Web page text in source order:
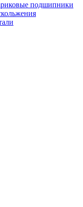
подшипники